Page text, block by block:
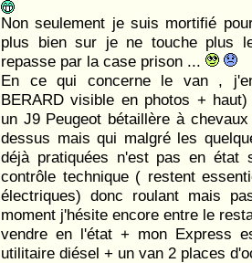
Non seulement je suis mortifié
plus bien sur je ne touche plus
repasse par la case prison ...
En ce qui concerne le van ,
BERARD visible en photos +
un J9 Peugeot bétaillère à
dessus mais qui malgré les
déjà pratiquées n'est pas en état
contrôle technique ( restent
électriques) donc roulant mais
moment j'hésite encore entre le
vendre en l'état + mon Express
utilitaire diésel + un van 2 places